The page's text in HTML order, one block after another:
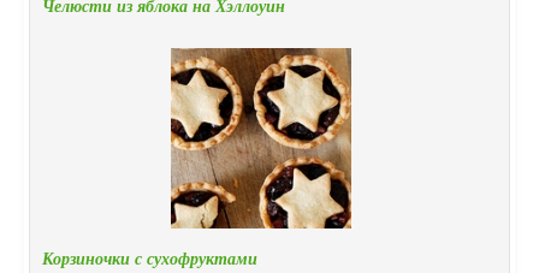
Челюсти из яблока на Хэллоуин
Корзиночки с сухофруктами